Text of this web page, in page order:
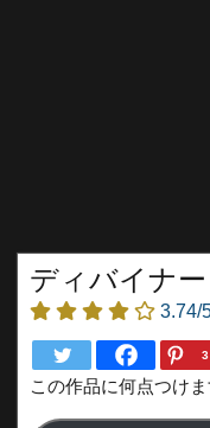
ディバイナー
3.74/
3
この作品に何点つけま